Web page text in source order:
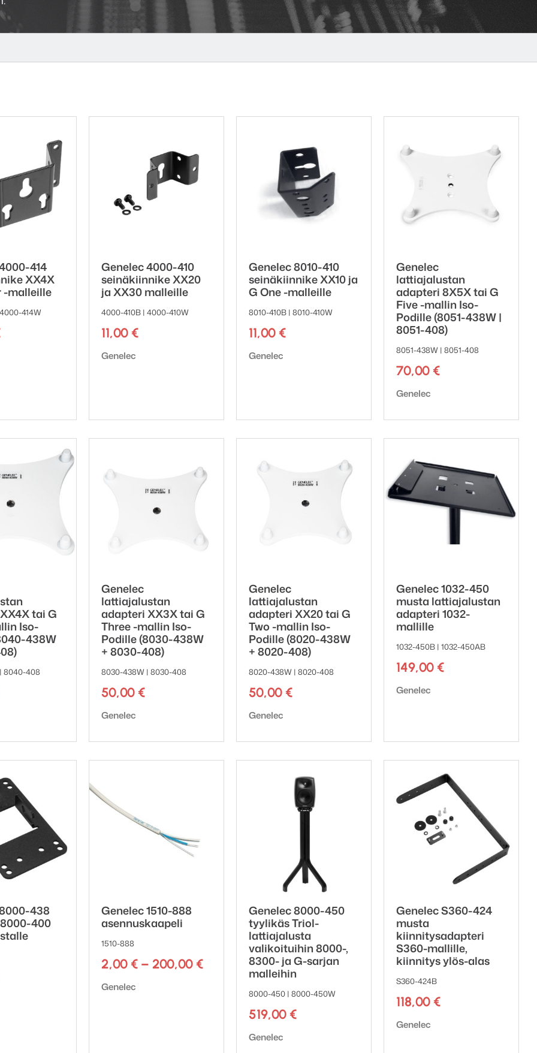
414
XX4X
-malleille
414W
Genelec 4000-410
seinäkiinnike XX20
ja XX30 malleille
4000-410B | 4000-410W
11,00 €
Tuotemerkki:
Genelec
Genelec 8010-410
seinäkiinnike XX10 ja
G One -malleille
8010-410B | 8010-410W
11,00 €
Tuotemerkki:
Genelec
Genelec
lattiajalustan
adapteri 8X5X tai G
Five -mallin Iso-
Podille (8051-438W |
8051-408)
8051-438W | 8051-408
70,00 €
Tuotemerkki:
Genelec
tai G
Iso-
438W
8040-408
Genelec
lattiajalustan
adapteri XX3X tai G
Three -mallin Iso-
Podille (8030-438W
+ 8030-408)
8030-438W | 8030-408
50,00 €
Tuotemerkki:
Genelec
Genelec
lattiajalustan
adapteri XX20 tai G
Two -mallin Iso-
Podille (8020-438W
+ 8020-408)
8020-438W | 8020-408
50,00 €
Tuotemerkki:
Genelec
Genelec 1032-450
musta lattiajalustan
adapteri 1032-
mallille
1032-450B | 1032-450AB
149,00 €
Tuotemerkki:
Genelec
438
400
Genelec 1510-888
asennuskaapeli
1510-888
2,00 € – 200,00 €Hintaluokka:
Tuotemerkki:
Genelec
Genelec 8000-450
tyylikäs Triol-
lattiajalusta
valikoituihin 8000-,
8300- ja G-sarjan
malleihin
8000-450 | 8000-450W
519,00 €
Tuotemerkki:
Genelec
Genelec S360-424
musta
kiinnitysadapteri
S360-mallille,
kiinnitys ylös-alas
S360-424B
118,00 €
Tuotemerkki:
Genelec